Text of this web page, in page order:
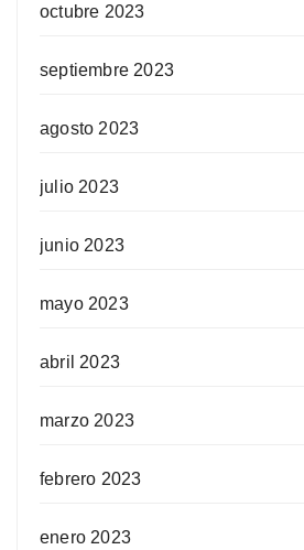
octubre 2023
septiembre 2023
agosto 2023
julio 2023
junio 2023
mayo 2023
abril 2023
marzo 2023
febrero 2023
enero 2023